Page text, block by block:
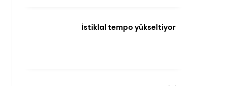
İstiklal tempo yükseltiyor